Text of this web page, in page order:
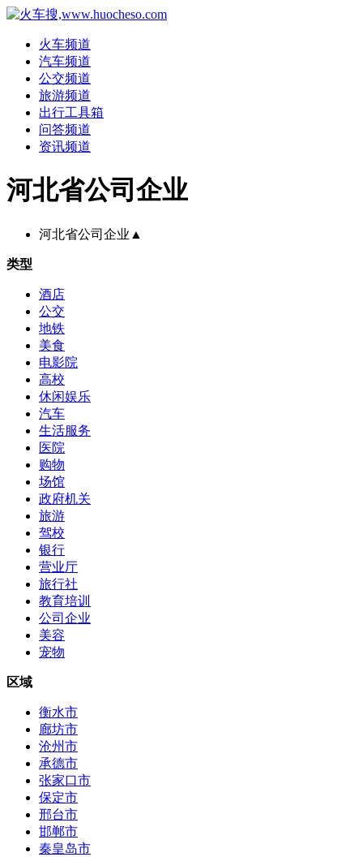
火车频道
汽车频道
公交频道
旅游频道
出行工具箱
问答频道
资讯频道
河北省公司企业
河北省公司企业 ▲
类型
酒店
公交
地铁
美食
电影院
高校
休闲娱乐
汽车
生活服务
医院
购物
场馆
政府机关
旅游
驾校
银行
营业厅
旅行社
教育培训
公司企业
美容
宠物
区域
衡水市
廊坊市
沧州市
承德市
张家口市
保定市
邢台市
邯郸市
秦皇岛市